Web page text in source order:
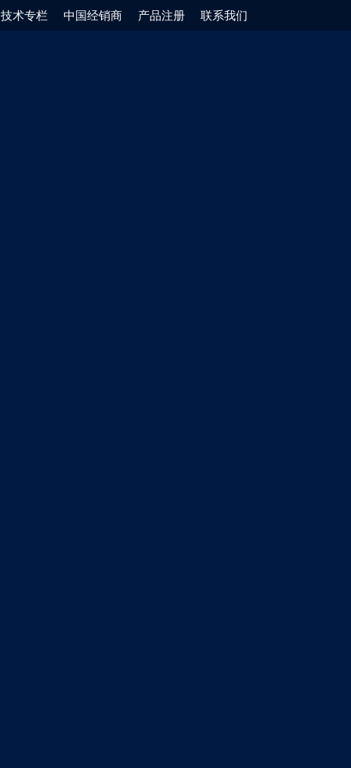
技术专栏 中国经销商 产品注册 联系我们